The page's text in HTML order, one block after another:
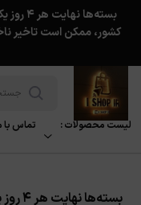
لیست محصولات : تماس با